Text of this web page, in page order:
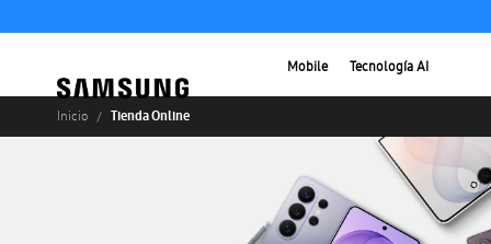
Mobile Tecnología AI
Inicio Tienda Online